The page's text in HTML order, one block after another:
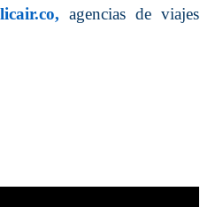
agencias de viajes